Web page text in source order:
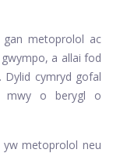
metoprolol ac
a allai fod
Dylid cymryd gofal
mwy o berygl o
metoprolol neu